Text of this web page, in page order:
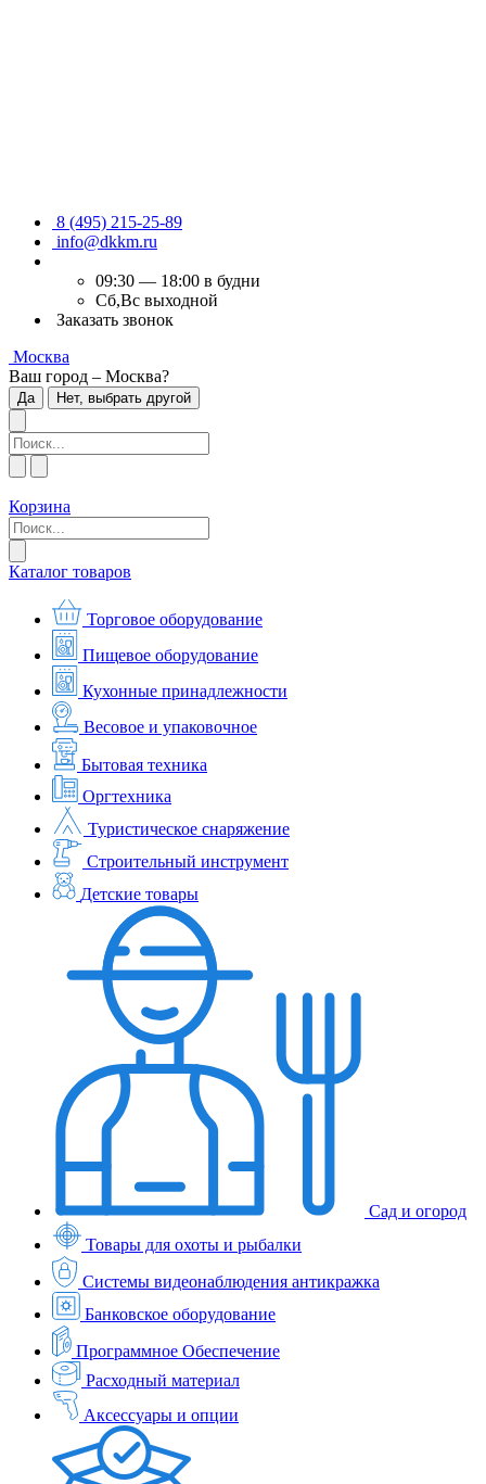
8 (495) 215-25-89
info@dkkm.ru
09:30 — 18:00 в будни
Сб,Вс выходной
Заказать звонок
Москва
Ваш город – Москва?
Да Нет, выбрать другой
Корзина
Каталог товаров
Торговое оборудование
Пищевое оборудование
Кухонные принадлежности
Весовое и упаковочное
Бытовая техника
Оргтехника
Туристическое снаряжение
Строительный инструмент
Детские товары
Сад и огород
Товары для охоты и рыбалки
Системы видеонаблюдения антикражка
Банковское оборудование
Программное Обеспечение
Расходный материал
Аксессуары и опции